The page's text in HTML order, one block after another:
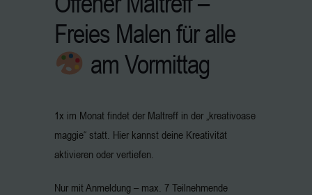
Freies Malen für alle
am Vormittag
1x im Monat findet der Maltreff in der „kreativoase
maggie“ statt. Hier kannst deine Kreativität
aktivieren oder vertiefen.
Nur mit Anmeldung – max. 7 Teilnehmende